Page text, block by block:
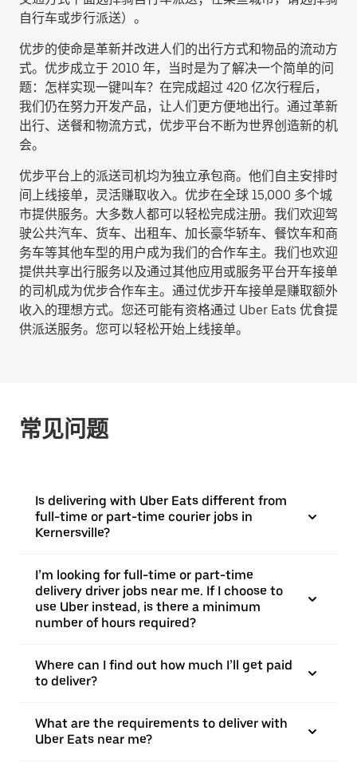
自行车或步行派送）。
优步的使命是革新并改进人们的出行方式和物品的流动方
式。优步成立于 2010 年，当时是为了解决一个简单的问
题：怎样实现一键叫车？在完成超过 420 亿次行程后，
我们仍在努力开发产品，让人们更方便地出行。通过革新
出行、送餐和物流方式，优步平台不断为世界创造新的机
会。
优步平台上的派送司机均为独立承包商。他们自主安排时
间上线接单，灵活赚取收入。优步在全球 15,000 多个城
市提供服务。大多数人都可以轻松完成注册。我们欢迎驾
驶公共汽车、货车、出租车、加长豪华轿车、餐饮车和商
务车等其他车型的用户成为我们的合作车主。我们也欢迎
提供共享出行服务以及通过其他应用或服务平台开车接单
的司机成为优步合作车主。通过优步开车接单是赚取额外
收入的理想方式。您还可能有资格通过 Uber Eats 优食提
供派送服务。您可以轻松开始上线接单。
常见问题
Is delivering with Uber Eats different from
full-time or part-time courier jobs in
Kernersville?
I’m looking for full-time or part-time
delivery driver jobs near me. If I choose to
use Uber instead, is there a minimum
number of hours required?
Where can I find out how much I’ll get paid
to deliver?
What are the requirements to deliver with
Uber Eats near me?